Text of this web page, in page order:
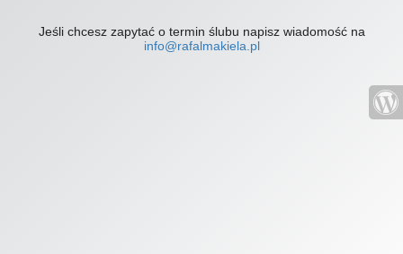
Jeśli chcesz zapytać o termin ślubu napisz wiadomość na
info@rafalmakiela.pl